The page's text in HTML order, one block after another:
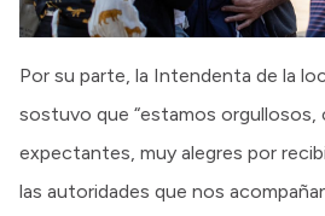
Por su parte, la Intendenta de la
sostuvo que “estamos
expectantes, muy alegres por
las autoridades que nos